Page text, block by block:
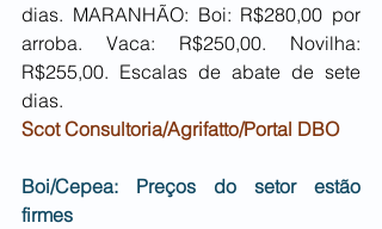
dias. MARANHÃO: Boi: R$280,00 por
arroba. Vaca: R$250,00. Novilha:
R$255,00. Escalas de abate de sete
dias.
Scot Consultoria/Agrifatto/Portal DBO
Boi/Cepea: Preços do setor estão
firmes